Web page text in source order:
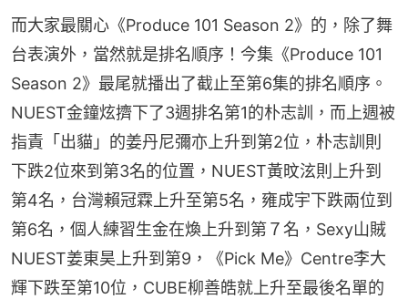
而大家最關心《Produce 101 Season 2》的，除了舞
台表演外，當然就是排名順序！今集《Produce 101
Season 2》最尾就播出了截止至第6集的排名順序。
NUEST金鐘炫擠下了3週排名第1的朴志訓，而上週被
指責「出貓」的姜丹尼彌亦上升到第2位，朴志訓則
下跌2位來到第3名的位置，NUEST黃旼泫則上升到
第4名，台灣賴冠霖上升至第5名，雍成宇下跌兩位到
第6名，個人練習生金在煥上升到第７名，Sexy山賊
NUEST姜東昊上升到第9，《Pick Me》Centre李大
輝下跌至第10位，CUBE柳善皓就上升至最後名單的